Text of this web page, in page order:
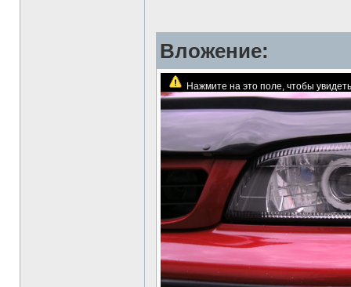
Вложение:
Нажмите на это поле, чтобы